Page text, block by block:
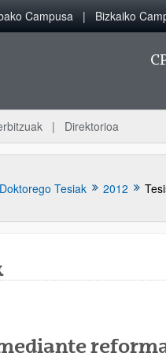
Campusa Bizkaiko
Direktorioa
Doktorego Tesiak 2012